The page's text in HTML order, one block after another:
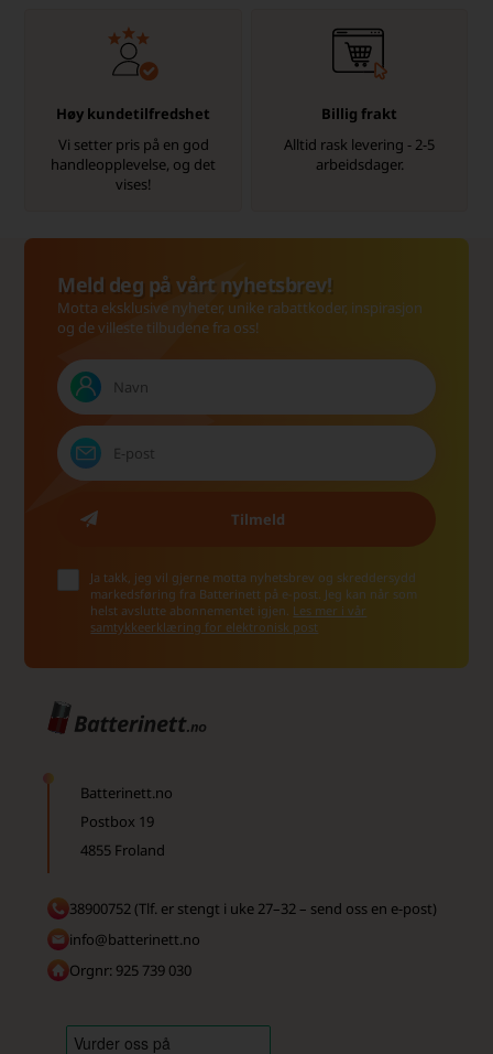
Høy kundetilfredshet
Vi setter pris på en god
handleopplevelse, og det
vises!
Billig frakt
Alltid rask levering - 2-5
arbeidsdager.
Meld deg på vårt nyhetsbrev!
Motta eksklusive nyheter, unike rabattkoder, inspirasjon
og de villeste tilbudene fra oss!
Ja takk, jeg vil gjerne motta nyhetsbrev og skreddersydd
markedsføring fra Batterinett på e-post. Jeg kan når som
helst avslutte abonnementet igjen. Les mer i vår
samtykkeerklæring for elektronisk post
Batterinett.no
Postbox 19
4855 Froland
38900752 (Tlf. er stengt i uke 27–32 – send oss en e-post)
info@batterinett.no
Orgnr: 925 739 030